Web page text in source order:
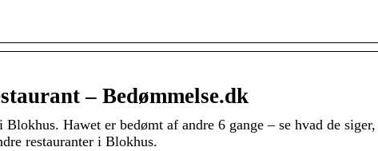
– Bedømmelse.dk
Hawet er bedømt af andre 6 gange – se hvad de siger,
restauranter i Blokhus.